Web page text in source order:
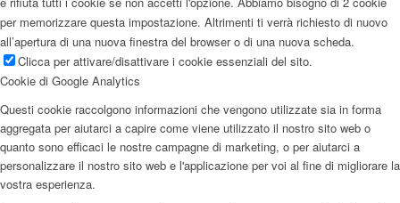
per memorizzare questa impostazione. Altrimenti ti verrà richiesto di nuovo
all’apertura di una nuova finestra del browser o di una nuova scheda.
Clicca per attivare/disattivare i cookie essenziali del sito.
Cookie di Google Analytics
Questi cookie raccolgono informazioni che vengono utilizzate sia in forma
aggregata per aiutarci a capire come viene utilizzato il nostro sito web o
quanto sono efficaci le nostre campagne di marketing, o per aiutarci a
personalizzare il nostro sito web e l'applicazione per voi al fine di migliorare la
vostra esperienza.